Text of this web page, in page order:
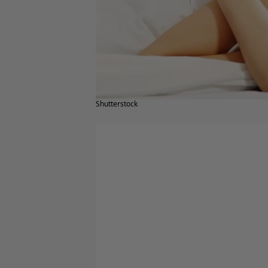
Shutterstock